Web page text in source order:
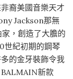
裔美國音樂天才
Jackson那無
，創造了大膽的
世紀初期的鋼琴
的金牙裝飾令我
新款